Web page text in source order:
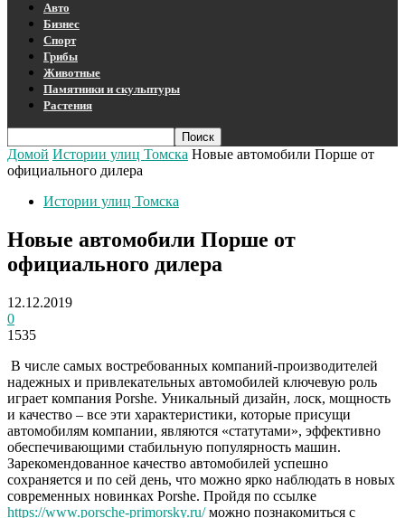
Авто
Бизнес
Спорт
Грибы
Животные
Памятники и скульптуры
Растения
Домой Истории улиц Томска Новые автомобили Порше от
официального дилера
Истории улиц Томска
Новые автомобили Порше от
официального дилера
12.12.2019
0
1535
В числе самых востребованных компаний-производителей
надежных и привлекательных автомобилей ключевую роль
играет компания Porshe. Уникальный дизайн, лоск, мощность
и качество – все эти характеристики, которые присущи
автомобилям компании, являются «статутами», эффективно
обеспечивающими стабильную популярность машин.
Зарекомендованное качество автомобилей успешно
сохраняется и по сей день, что можно ярко наблюдать в новых
современных новинках Porshe. Пройдя по ссылке
https://www.porsche-primorsky.ru/можно познакомиться с